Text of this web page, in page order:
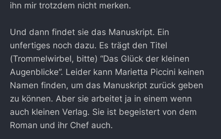
ihn mir trotzdem nicht merken.
Und dann findet sie das Manuskript. Ein
unfertiges noch dazu. Es trägt den Titel
(Trommelwirbel, bitte) “Das Glück der kleinen
Augenblicke”. Leider kann Marietta Piccini keinen
Namen finden, um das Manuskript zurück geben
zu können. Aber sie arbeitet ja in einem wenn
auch kleinen Verlag. Sie ist begeistert von dem
Roman und ihr Chef auch.